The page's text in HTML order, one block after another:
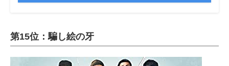
第15位：騙し絵の牙